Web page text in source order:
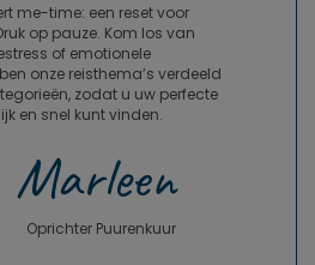
me-time: een reset voor
op pauze. Kom los van
of emotionele
onze reisthema’s verdeeld
zodat u uw perfecte
en snel kunt vinden.
Marleen
Oprichter Puurenkuur